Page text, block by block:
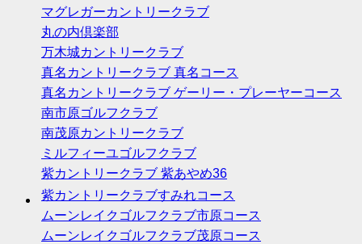
マグレガーカントリークラブ
丸の内倶楽部
万木城カントリークラブ
真名カントリークラブ 真名コース
真名カントリークラブ ゲーリー・プレーヤーコース
南市原ゴルフクラブ
南茂原カントリークラブ
ミルフィーユゴルフクラブ
紫カントリークラブ 紫あやめ36
紫カントリークラブすみれコース
ムーンレイクゴルフクラブ市原コース
ムーンレイクゴルフクラブ茂原コース